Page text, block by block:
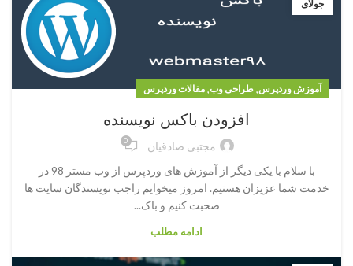
جولای
آموزش وردپرس, طراحی وب, مقالات وردپرس
افزودن باکس نویسنده
مجتبی صادقیان 0
با سلام با یکی دیگر از آموزش های وردپرس از وب مستر 98 در
خدمت شما عزیزان هستیم. امروز میخوایم راجب نویسندگان سایت ها
صحبت کنیم و باک...
ادامه مطلب